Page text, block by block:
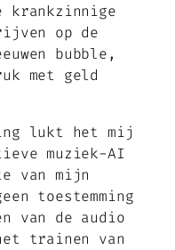
krankzinnige
op de
bubble,
met geld
lukt het mij
muziek-AI
van mijn
toestemming
van de audio
trainen van